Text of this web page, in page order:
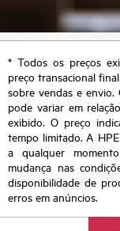
* Todos os preços
preço transacional
sobre vendas e
pode variar em
exibido. O preço
tempo limitado. A
a qualquer
mudança nas
disponibilidade de
erros em anúncios.